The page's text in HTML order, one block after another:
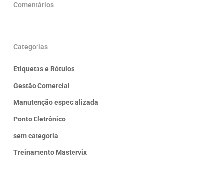
Comentários
Categorias
Etiquetas e Rótulos
Gestão Comercial
Manutenção especializada
Ponto Eletrônico
sem categoria
Treinamento Mastervix